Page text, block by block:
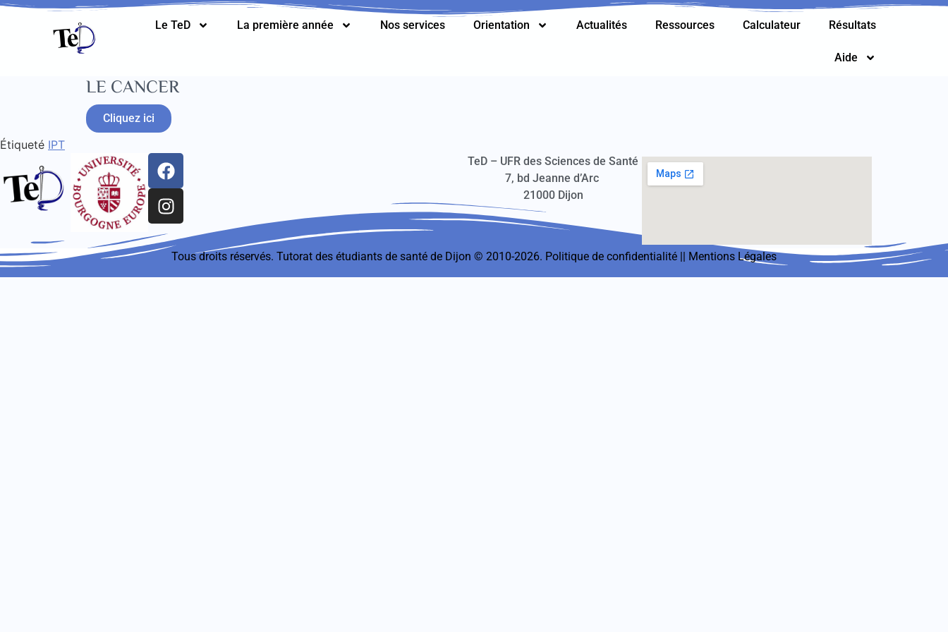
Le TeD La première année Nos services Orientation Actualités Ressources Calculateur Résultats
Aide
LE CANCER
Cliquez ici
Étiqueté IPT
TeD – UFR des Sciences de Santé
7, bd Jeanne d’Arc
21000 Dijon
Tous droits réservés. Tutorat des étudiants de santé de Dijon © 2010-2026. Politique de confidentialité || Mentions Légales